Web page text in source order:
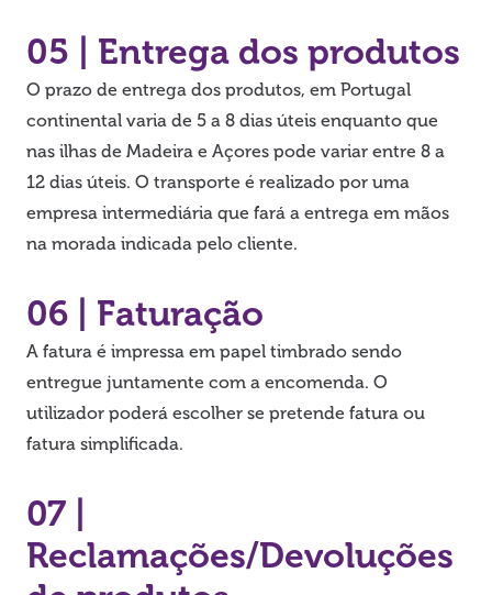
05 | Entrega dos produtos
O prazo de entrega dos produtos, em Portugal
continental varia de 5 a 8 dias úteis enquanto que
nas ilhas de Madeira e Açores pode variar entre 8 a
12 dias úteis. O transporte é realizado por uma
empresa intermediária que fará a entrega em mãos
na morada indicada pelo cliente.
06 | Faturação
A fatura é impressa em papel timbrado sendo
entregue juntamente com a encomenda. O
utilizador poderá escolher se pretende fatura ou
fatura simplificada.
07 |
Reclamações/Devoluções